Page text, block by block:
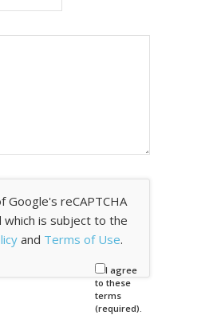
Google's reCAPTCHA
is subject to the
and Terms of Use.
I agree
to these
terms
(required).